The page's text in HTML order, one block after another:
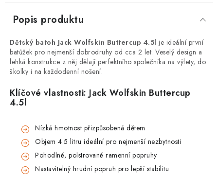
Popis produktu
Dětský batoh Jack Wolfskin Buttercup 4.5l je ideální první
batůžek pro nejmenší dobrodruhy od cca 2 let. Veselý design a
lehká konstrukce z něj dělají perfektního společníka na výlety, do
školky i na každodenní nošení.
Klíčové vlastnosti: Jack Wolfskin Buttercup
4.5l
Nízká hmotnost přizpůsobená dětem
Objem 4.5 litru ideální pro nejmenší nezbytnosti
Pohodlné, polstrované ramenní popruhy
Nastavitelný hrudní popruh pro lepší stabilitu